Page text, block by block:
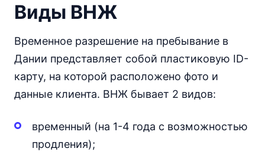
Виды ВНЖ
Временное разрешение на пребывание в
Дании представляет собой пластиковую ID-
карту, на которой расположено фото и
данные клиента. ВНЖ бывает 2 видов:
временный (на 1-4 года с возможностью
продления);